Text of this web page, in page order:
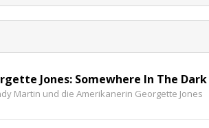
Jones: Somewhere In The Dark
Martin und die Amerikanerin Georgette Jones